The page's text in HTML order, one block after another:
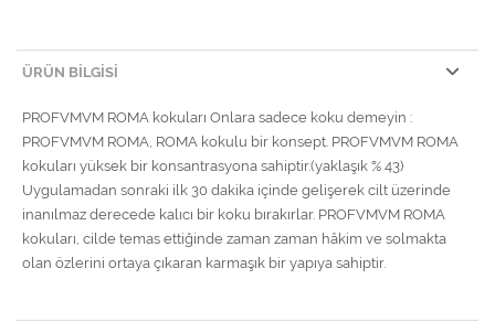
ÜRÜN BILGISI
PROFVMVM ROMA kokuları Onlara sadece koku demeyin :
PROFVMVM ROMA, ROMA kokulu bir konsept. PROFVMVM ROMA
kokuları yüksek bir konsantrasyona sahiptir.(yaklaşık % 43)
Uygulamadan sonraki ilk 30 dakika içinde gelişerek cilt üzerinde
inanılmaz derecede kalıcı bir koku bırakırlar. PROFVMVM ROMA
kokuları, cilde temas ettiğinde zaman zaman hâkim ve solmakta
olan özlerini ortaya çıkaran karmaşık bir yapıya sahiptir.